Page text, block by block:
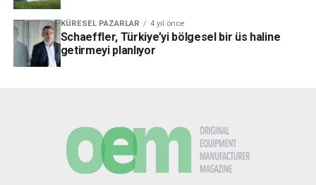
KÜRESEL PAZARLAR 4 yıl önce
Schaeffler, Türkiye’yi bölgesel bir üs haline
getirmeyi planlıyor